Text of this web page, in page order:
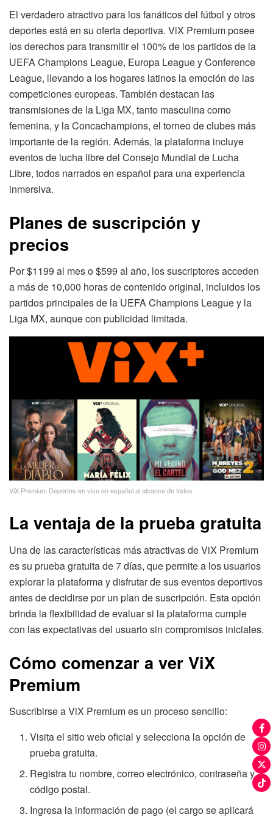
El verdadero atractivo para los fanáticos del fútbol y otros
deportes está en su oferta deportiva. ViX Premium posee
los derechos para transmitir el 100% de los partidos de la
UEFA Champions League, Europa League y Conference
League, llevando a los hogares latinos la emoción de las
competiciones europeas. También destacan las
transmisiones de la Liga MX, tanto masculina como
femenina, y la Concachampions, el torneo de clubes más
importante de la región. Además, la plataforma incluye
eventos de lucha libre del Consejo Mundial de Lucha
Libre, todos narrados en español para una experiencia
inmersiva.
Planes de suscripción y
precios
Por $1199 al mes o $599 al año, los suscriptores acceden
a más de 10,000 horas de contenido original, incluidos los
partidos principales de la UEFA Champions League y la
Liga MX, aunque con publicidad limitada.
ViX Premium Deportes en vivo en español al alcance de todos
La ventaja de la prueba gratuita
Una de las características más atractivas de ViX Premium
es su prueba gratuita de 7 días, que permite a los usuarios
explorar la plataforma y disfrutar de sus eventos deportivos
antes de decidirse por un plan de suscripción. Esta opción
brinda la flexibilidad de evaluar si la plataforma cumple
con las expectativas del usuario sin compromisos iniciales.
Cómo comenzar a ver ViX
Premium
Suscribirse a ViX Premium es un proceso sencillo:
Visita el sitio web oficial y selecciona la opción de
prueba gratuita.
Registra tu nombre, correo electrónico, contraseña y
código postal.
Ingresa la información de pago (el cargo se aplicará